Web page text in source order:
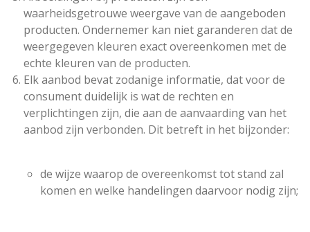
waarheidsgetrouwe weergave van de aangeboden
producten. Ondernemer kan niet garanderen dat de
weergegeven kleuren exact overeenkomen met de
echte kleuren van de producten.
Elk aanbod bevat zodanige informatie, dat voor de
consument duidelijk is wat de rechten en
verplichtingen zijn, die aan de aanvaarding van het
aanbod zijn verbonden. Dit betreft in het bijzonder:
de wijze waarop de overeenkomst tot stand zal
komen en welke handelingen daarvoor nodig zijn;